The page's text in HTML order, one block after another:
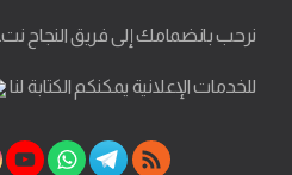
نرحب بانضمامك إلى فريق النجاح نت.
للخدمات الإعلانية يمكنكم الكتابة لنا